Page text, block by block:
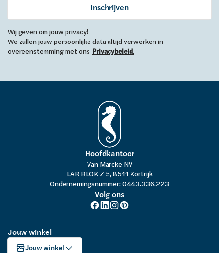
Inschrijven
Wij geven om jouw privacy!
We zullen jouw persoonlijke data altijd verwerken in
overeenstemming met ons Privacybeleid.
Hoofdkantoor
Van Marcke NV
LAR BLOK Z 5, 8511 Kortrijk
Ondernemingsnummer: 0443.336.223
Volg ons
Jouw winkel
Jouw winkel